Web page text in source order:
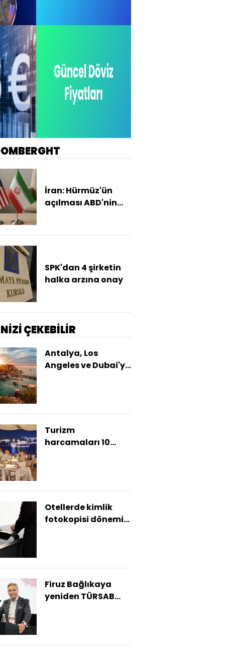
İran: Hürmüz'ün
açılması ABD'nin
SPK'dan 4 şirketin
halka arzına onay
ÇEKEBİLİR
Antalya, Los
Angeles ve Dubai'yi
Turizm
harcamaları 10
Otellerde kimlik
fotokopisi dönemi
Firuz Bağlıkaya
yeniden TÜRSAB